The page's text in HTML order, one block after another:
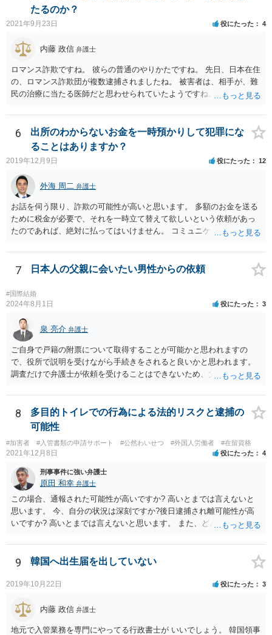
たるのか？
2021年9月23日 役にたった 4
内藤 政信 弁護士
ロマンス詐欺ですね。 彼らの普通のやりかたですね。 先日、日本在住
の、ロマンス詐欺団が複数逮捕されましたね。 被害者は、相手が、難
民の治療に当たる医師だと思わせられていたようですね。
6
出所のわからないお金を一時預かりして犯罪にな
ることはありますか？
2019年12月9日 役にたった 12
外海 周二 弁護士
お話を伺う限り、詐欺の可能性が高いと思います。 多額のお金を送る
ために税金が必要で、それを一時立て替えて欲しいという依頼があっ
たのであれば、絶対に払ってはいけません。 コミュニケーションサイ
ん。 預かって欲しいお金を送るなどというのは虚言であり、単にあな
たから金銭を詐取しようとしている可能性が高いです。 間に合えばよ
7 日本人の父親に会いたい男性からの依頼
#国際結婚
2024年8月1日 役にたった 3
泉 亮介 弁護士
ご自身で戸籍の附票について取得することが可能かと思われますの
で、役所で説明を受けながら手続きをされると良いかと思われます。
調査だけで弁護士が依頼を受けることはできないため、父親に対して
ょう。
8
多目的トイレでの行為による法的リスクと逮捕の
可能性
#加害者 #入管書類の申請サポート #公然わいせつ #外国人労働者 #在留資格
2021年12月8日 役にたった 4
刑事事件に強い弁護士
原田 和幸 弁護士
この場合、通報された可能性が高いですか? 高いとまでは言えないと
思います。 今、自分の状況は深刻ですか?後日逮捕され離可能性が高
いですか? 高いとまでは言えないと思います。 また、どんな犯罪をし
たりでしょうか。
9 韓国へ出生届を出していない
2019年10月22日 役にたった 3
内藤 政信 弁護士
地元で入管業務を専門にやってる行政書士が いいでしょう。 韓国領事